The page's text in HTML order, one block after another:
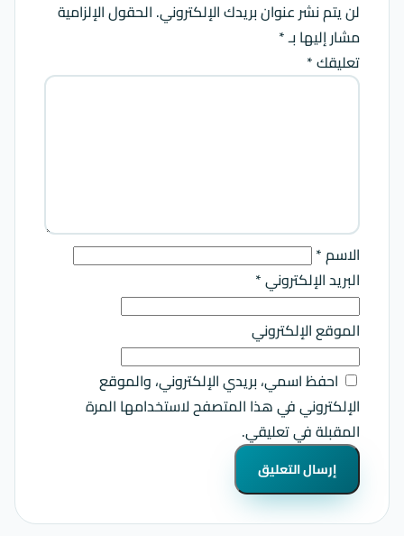
لن يتم نشر عنوان بريدك الإلكتروني. الحقول الإلزامية
مشار إليها بـ*
تعليقك *
الاسم*
البريد الإلكتروني*
الموقع الإلكتروني
احفظ اسمي، بريدي الإلكتروني، والموقع
الإلكتروني في هذا المتصفح لاستخدامها المرة
المقبلة في تعليقي.